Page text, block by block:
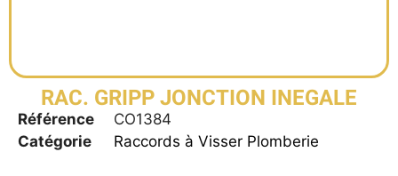
RAC. GRIPP JONCTION INEGALE
Référence
CO1384
Catégorie
Raccords à Visser Plomberie